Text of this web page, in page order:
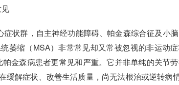
状群，自主神经功能障碍、帕金森综合征及小
萎缩（MSA）非常常见却又常被忽视的非运动
金森病患者更常见和严重。它并非单纯的关节
缓解症状、改善生活质量，尚无法根治或逆转病